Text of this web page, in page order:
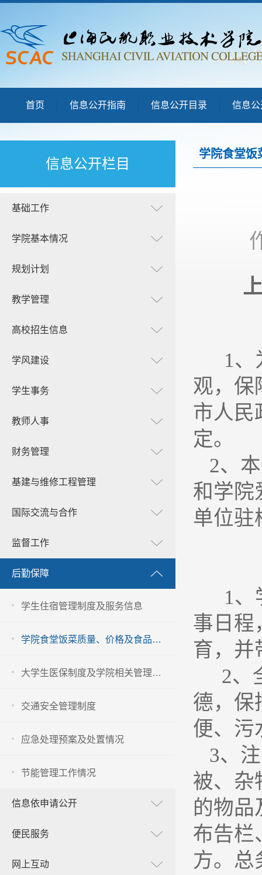
首页 信息公开指南 信息公开目录 信息
信息公开栏目
基础工作
学院基本情况
规划计划
教学管理
高校招生信息
学风建设
学生事务
教师人事
财务管理
基建与维修工程管理
国际交流与合作
监督工作
后勤保障
学生住宿管理制度及服务信息
学院食堂饭菜质量、价格及食品卫生安全管理信息
大学生医保制度及学院相关管理办法
交通安全管理制度
应急处理预案及处置情况
节能管理工作情况
信息依申请公开
便民服务
网上互动
学院食堂饭
1、
观，保
市人民
定。
2、
和学院
单位驻
1、
事日程
育，并
2、
德，保
便、污
3、
被、杂
的物品
布告栏
方。总